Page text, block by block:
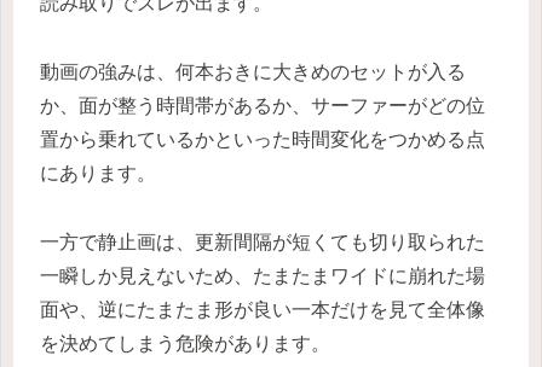
動画の強みは、何本おきに大きめのセットが入る
か、面が整う時間帯があるか、サーファーがどの位
置から乗れているかといった時間変化をつかめる点
にあります。
一方で静止画は、更新間隔が短くても切り取られた
一瞬しか見えないため、たまたまワイドに崩れた場
面や、逆にたまたま形が良い一本だけを見て全体像
を決めてしまう危険があります。